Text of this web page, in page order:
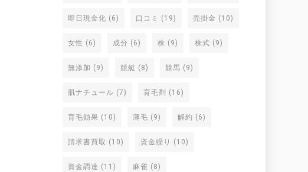
即日現金化 (6) 口コミ (19) 売掛金 (10)
女性 (6) 成分 (6) 株 (9) 株式 (9)
無添加 (9) 競艇 (8) 競馬 (9)
肌ナチュール (7) 育毛剤 (16)
育毛効果 (10) 薄毛 (9) 解約 (6)
請求書買取 (10) 資金繰り (10)
資金調達 (11) 麻雀 (8)